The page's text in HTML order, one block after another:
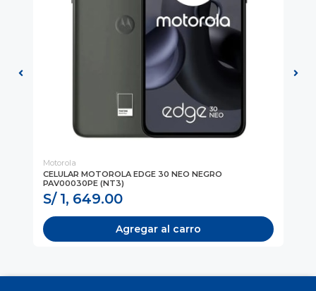
Motorola
CELULAR MOTOROLA EDGE 30 NEO NEGRO
PAV00030PE (NT3)
S/ 1, 649.00
Agregar al carro